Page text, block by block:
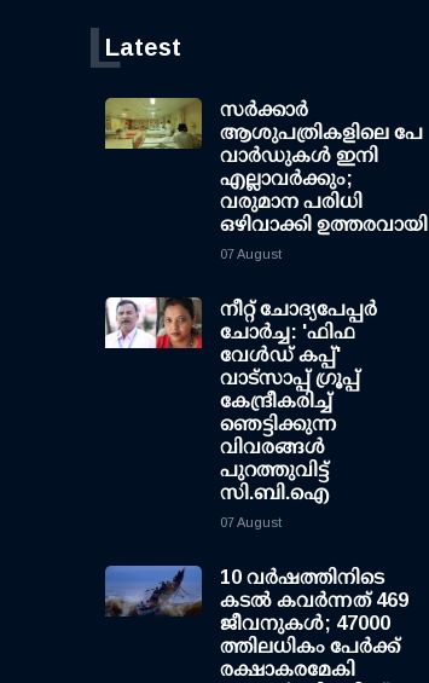
Latest
L
സര്‍ക്കാര്‍
ആശുപത്രികളിലെ പേ
വാര്‍ഡുകള്‍ ഇനി
എല്ലാവര്‍ക്കും;
വരുമാന പരിധി
ഒഴിവാക്കി ഉത്തരവായി
07 August
നീറ്റ് ചോദ്യപേപ്പര്‍
ചോര്‍ച്ച: 'ഫിഫ
വേള്‍ഡ് കപ്പ്'
വാട്സാപ്പ് ഗ്രൂപ്പ്
കേന്ദ്രീകരിച്ച്
ഞെട്ടിക്കുന്ന
വിവരങ്ങള്‍
പുറത്തുവിട്ട്
സി.ബി.ഐ
07 August
10 വര്‍ഷത്തിനിടെ
കടല്‍ കവര്‍ന്നത് 469
ജീവനുകള്‍; 47000
ത്തിലധികം പേര്‍ക്ക്
രക്ഷാകരമേകി